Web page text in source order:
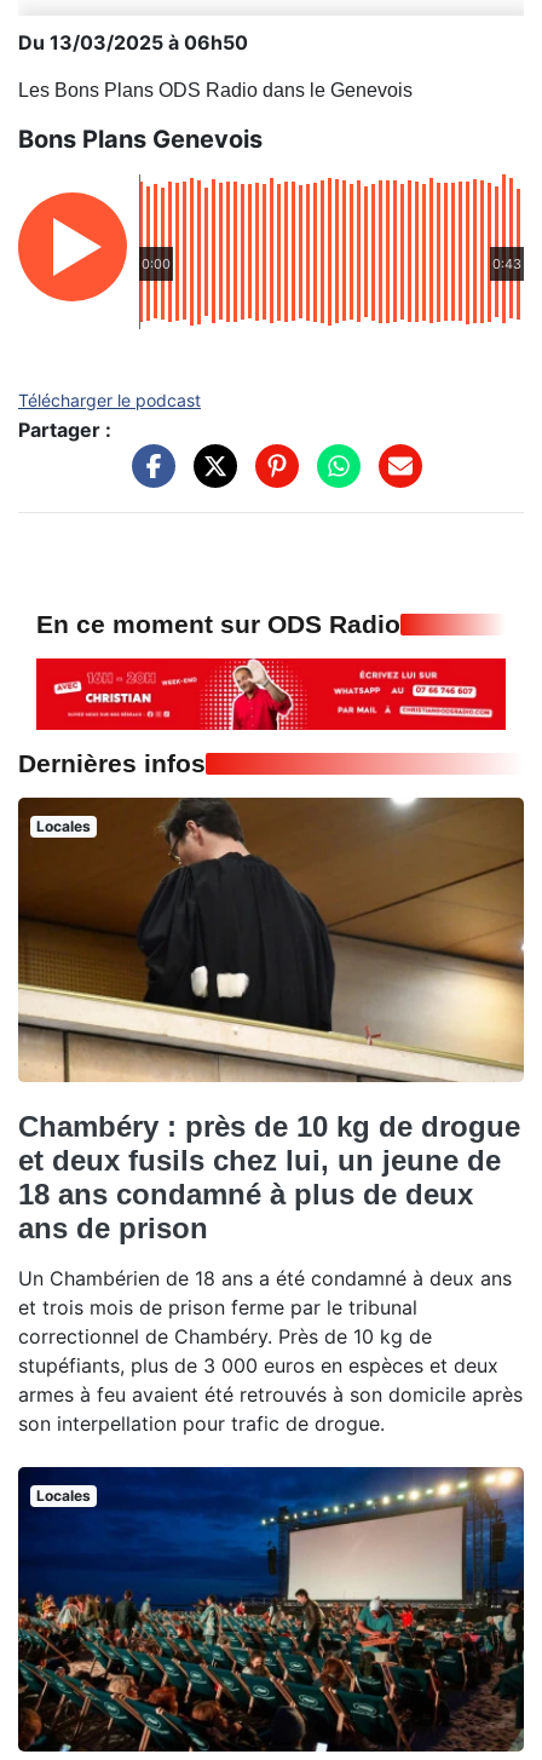
Du 13/03/2025 à 06h50
Les Bons Plans ODS Radio dans le Genevois
Bons Plans Genevois
0:00 0:43
Télécharger le podcast
Partager :
En ce moment sur ODS Radio
Dernières infos
Locales
Chambéry : près de 10 kg de drogue
et deux fusils chez lui, un jeune de
18 ans condamné à plus de deux
ans de prison
Un Chambérien de 18 ans a été condamné à deux ans
et trois mois de prison ferme par le tribunal
correctionnel de Chambéry. Près de 10 kg de
stupéfiants, plus de 3 000 euros en espèces et deux
armes à feu avaient été retrouvés à son domicile après
son interpellation pour trafic de drogue.
Locales